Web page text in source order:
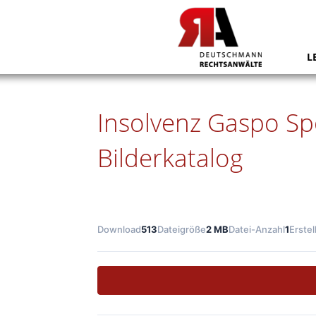
Insolvenz Gaspo
Bilderkatalog
Download513Dateigröße2 MBDatei-Anzahl1